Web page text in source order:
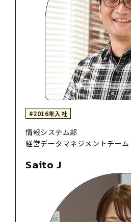
#2016年入社
情報システム部
経営データマネジメントチーム
Saito J